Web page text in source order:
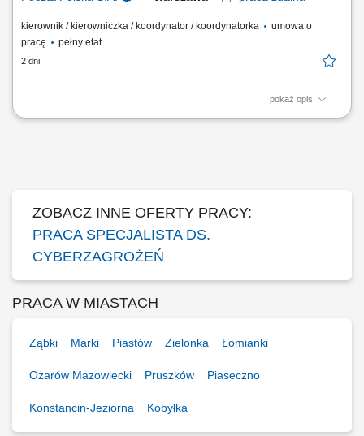
kierownik / kierowniczka / koordynator / koordynatorka
umowa o
pracę
pełny etat
2 dni
pokaż opis
Poszukujemy doświadczonego Kierownika CERT, który będzie
ZOBACZ INNE OFERTY PRACY:
PRACA SPECJALISTA DS.
CYBERZAGROŻEŃ
PRACA W MIASTACH
Ząbki Marki Piastów Zielonka Łomianki
Ożarów Mazowiecki Pruszków Piaseczno
Konstancin-Jeziorna Kobyłka